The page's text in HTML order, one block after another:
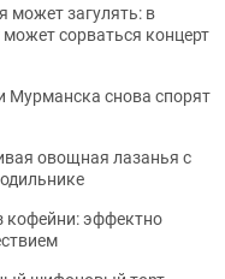
может загулять: в
сорваться концерт
Мурманска снова спорят
овощная лазанья с
кофейни: эффектно